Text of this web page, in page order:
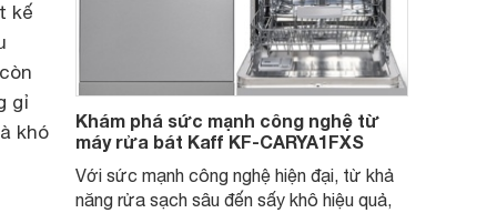
kế
gỉ
khó
Khám phá sức mạnh công nghệ từ
máy rửa bát Kaff KF-CARYA1FXS
Với sức mạnh công nghệ hiện đại, từ khả
năng rửa sạch sâu đến sấy khô hiệu quả,